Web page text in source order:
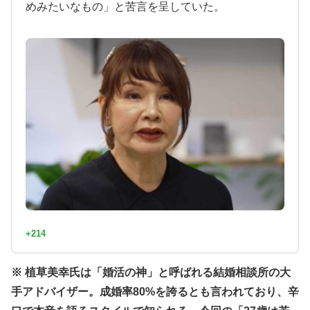
めみたいなもの」と苦言を呈していた。
+214
※ 植草美幸氏は「婚活の神」と呼ばれる結婚相談所の大
手アドバイザー。成婚率80%を誇るとも言われており、辛